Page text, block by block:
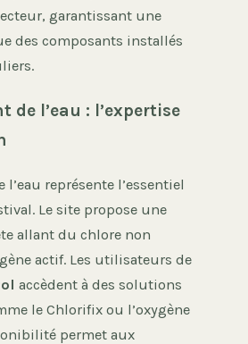
garantissant une
des composants installés
de l’eau : l’expertise
l’eau représente l’essentiel
Le site propose une
allant du chlore non
actif. Les utilisateurs de
accèdent à des solutions
le Chlorifix ou l’oxygène
permet aux